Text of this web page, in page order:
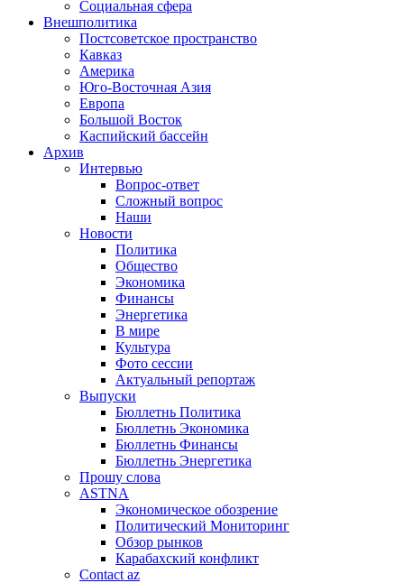
Социальная сфера
Внешполитика
Постсоветское пространство
Кавказ
Америка
Юго-Восточная Азия
Европа
Большой Восток
Каспийский бассейн
Архив
Интервью
Вопрос-ответ
Сложный вопрос
Наши
Новости
Политика
Общество
Экономика
Финансы
Энергетика
В мире
Культура
Фото сессии
Актуальный репортаж
Выпуски
Бюллетнь Политика
Бюллетнь Экономика
Бюллетнь Финансы
Бюллетнь Энергетика
Прошу слова
ASTNA
Экономическое обозрение
Политический Мониторинг
Обзор рынков
Карабахский конфликт
Contact az